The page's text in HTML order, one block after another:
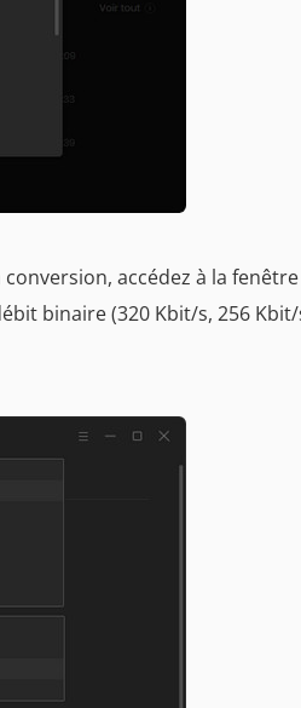
accédez à la
binaire (320 Kbit/s, 256